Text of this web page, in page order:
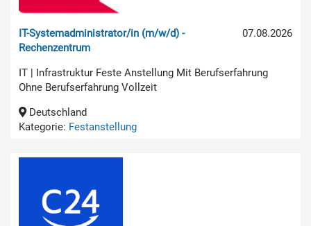
07.08.2026
IT-Systemadministrator/in (m/w/d) -
Rechenzentrum
IT | Infrastruktur Feste Anstellung Mit Berufserfahrung
Ohne Berufserfahrung Vollzeit
Deutschland
Kategorie: Festanstellung